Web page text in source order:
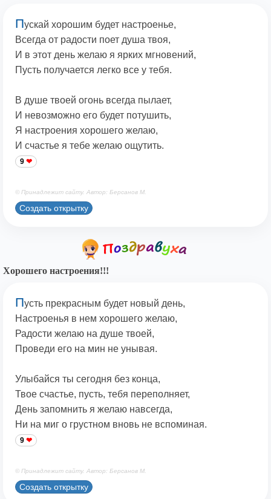
Пускай хорошим будет настроенье,
Всегда от радости поет душа твоя,
И в этот день желаю я ярких мгновений,
Пусть получается легко все у тебя.
В душе твоей огонь всегда пылает,
И невозможно его будет потушить,
Я настроения хорошего желаю,
И счастье я тебе желаю ощутить.
9
© Принадлежит сайту. Автор: Берсанов М.
Создать открытку
Хорошего настроения!!!
Пусть прекрасным будет новый день,
Настроенья в нем хорошего желаю,
Радости желаю на душе твоей,
Проведи его на мин не унывая.
Улыбайся ты сегодня без конца,
Твое счастье, пусть, тебя переполняет,
День запомнить я желаю навсегда,
Ни на миг о грустном вновь не вспоминая.
9
© Принадлежит сайту. Автор: Берсанов М.
Создать открытку